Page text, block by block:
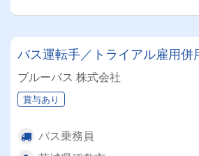
バス運転手／トライアル雇用併
ブルーバス 株式会社
賞与あり
バス乗務員